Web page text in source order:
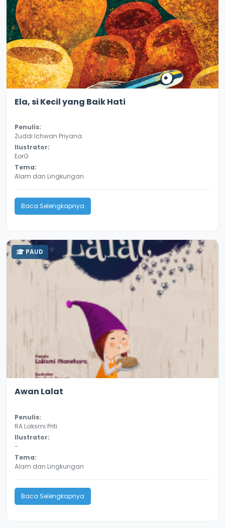
Ela, si Kecil yang Baik Hati
Penulis:
Zuddi Ichwan Priyana
Ilustrator:
EorG
Tema:
Alam dan Lingkungan
Baca Selengkapnya
PAUD
Awan Lalat
Penulis:
RA Laksmi Priti
Ilustrator:
-
Tema:
Alam dan Lingkungan
Baca Selengkapnya